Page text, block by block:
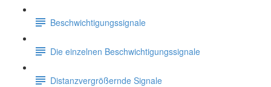
Beschwichtigungssignale
Die einzelnen Beschwichtigungssignale
Distanzvergrößernde Signale